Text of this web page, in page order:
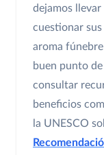
dejamos
cuestionar
aroma
buen punto
consultar
beneficios
la UNESCO